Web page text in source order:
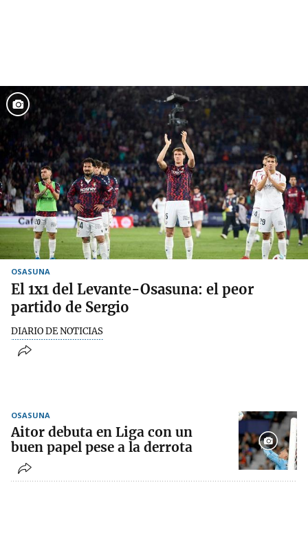
OSASUNA
El 1x1 del Levante-Osasuna: el peor
partido de Sergio
DIARIO DE NOTICIAS
OSASUNA
Aitor debuta en Liga con un
buen papel pese a la derrota